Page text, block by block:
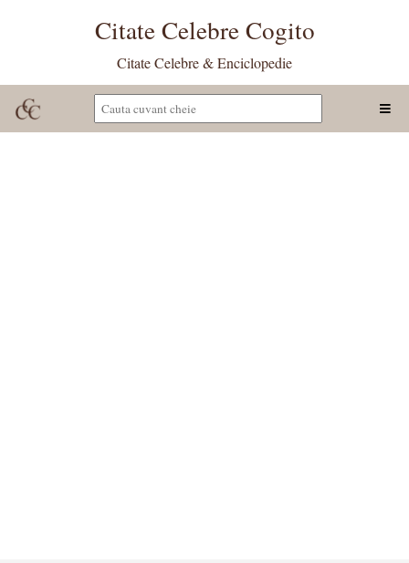
Citate Celebre Cogito
Citate Celebre & Enciclopedie